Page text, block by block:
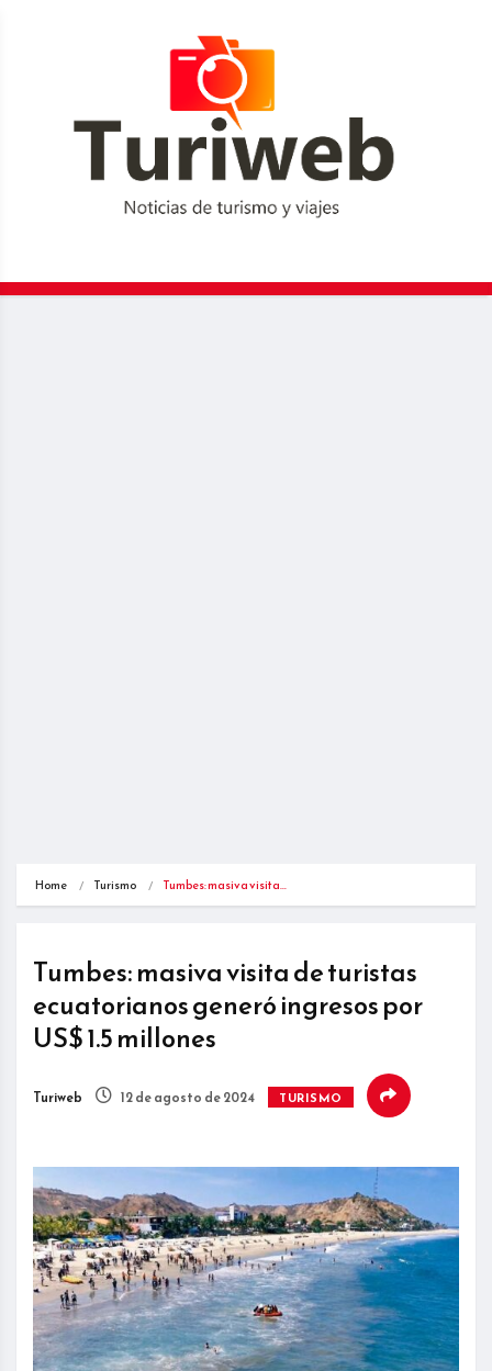
Home Turismo Tumbes: masiva visita…
Tumbes: masiva visita de turistas
ecuatorianos generó ingresos por
US$ 1.5 millones
Turiweb 12 de agosto de 2024 TURISMO